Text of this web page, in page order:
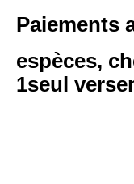
Paiements
espèces,
1seul